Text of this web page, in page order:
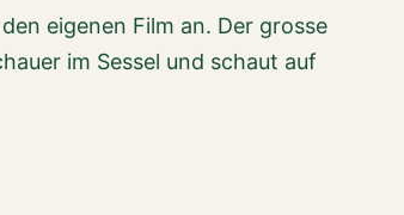
eigenen Film an. Der grosse
im Sessel und schaut auf